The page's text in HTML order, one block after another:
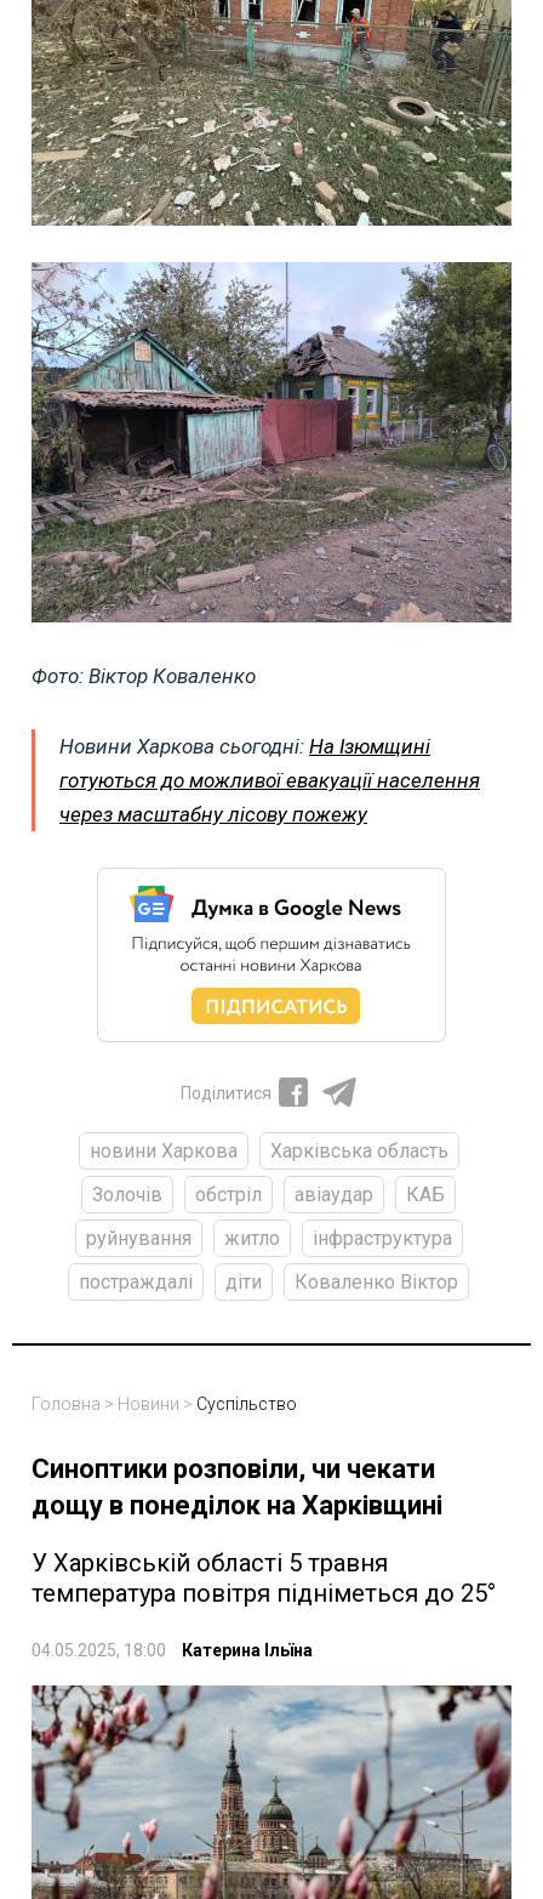
Фото: Віктор Коваленко
Новини Харкова сьогодні: На Ізюмщині
готуються до можливої евакуації населення
через масштабну лісову пожежу
Поділитися
новини Харкова
Харківська область
Золочів
обстріл авіаудар
КАБ
руйнування
житло
інфраструктура
постраждалі
діти Коваленко Віктор
Головна > Новини > Суспільство
Синоптики розповіли, чи чекати
дощу в понеділок на Харківщині
У Харківській області 5 травня
температура повітря підніметься до 25°
04.05.2025, 18:00 Катерина Ільїна